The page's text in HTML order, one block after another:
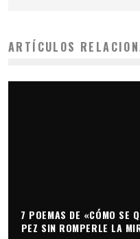
ARTÍCULOS
7 POEMAS DE «CÓMO SE
PEZ SIN ROMPERLE LA